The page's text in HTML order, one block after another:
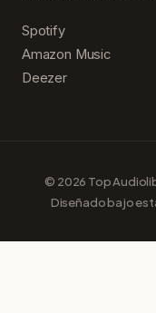
Spotify
Amazon Music
Deezer
© 2026 Top
Diseñado bajo